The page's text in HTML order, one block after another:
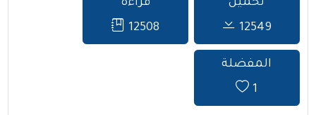
تحميل
12549
قراءة
12508
المفضلة
1